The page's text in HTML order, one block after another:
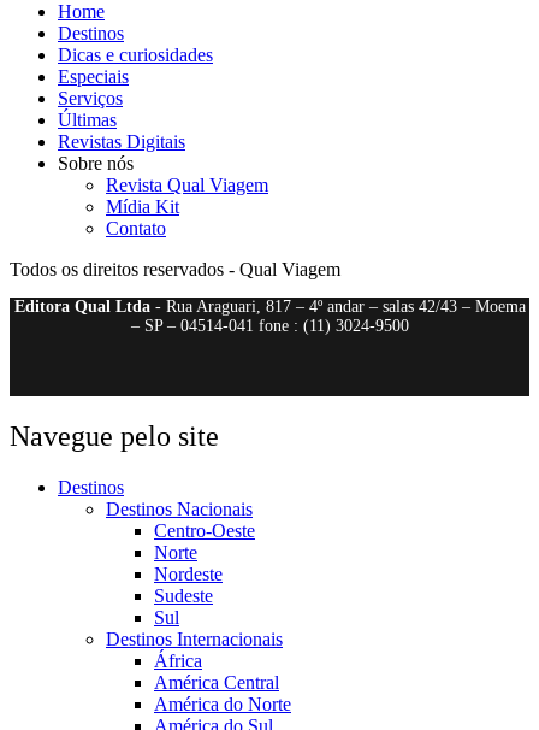
Home
Destinos
Dicas e curiosidades
Especiais
Serviços
Últimas
Revistas Digitais
Sobre nós
Revista Qual Viagem
Mídia Kit
Contato
Todos os direitos reservados - Qual Viagem
Editora Qual Ltda- Rua Araguari, 817 – 4º andar – salas 42/43 – Moema
– SP – 04514-041 fone : (11) 3024-9500
Navegue pelo site
Destinos
Destinos Nacionais
Centro-Oeste
Norte
Nordeste
Sudeste
Sul
Destinos Internacionais
África
América Central
América do Norte
América do Sul